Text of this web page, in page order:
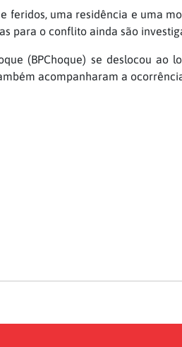
feridos, uma residência e uma
para o conflito ainda são
(BPChoque) se deslocou ao
acompanharam a